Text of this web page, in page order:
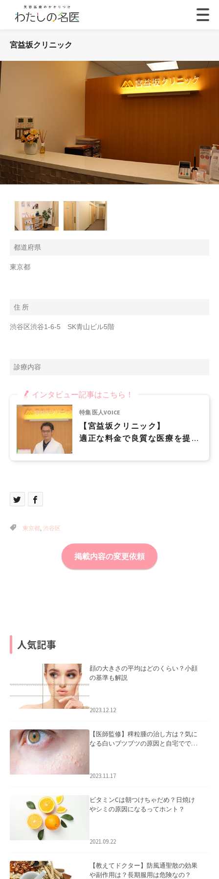
宮益坂クリニック
都道府県
東京都
住 所
渋谷区渋谷1-6-5 SK青山ビル5階
診療内容
インタビュー記事はこちら！
特集 医人VOICE
【宮益坂クリニック】
適正な料金で良質な医療を提供
ように美容医療をもっと身近な
東京都, 渋谷区
掲載内容の変更依頼
人気記事
顔の大きさの平均はどのくらい？小顔
の基準も解説
2023.12.12
【医師監修】稗粒腫の治し方は？気に
なる白いブツブツの原因と自宅ででき
2023.11.17
ビタミンCは朝つけちゃだめ？日焼け
やシミの原因になるってホント？
2021.09.22
【教えてドクター】防風通聖散の効果
や副作用は？長期服用は危険なの？